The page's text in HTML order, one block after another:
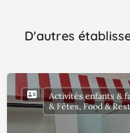
D'autres
Activités enfants &
& Fêtes, Food &